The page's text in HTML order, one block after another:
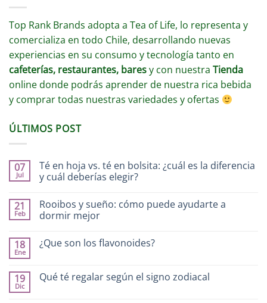
Top Rank Brands adopta a Tea of Life, lo representa y
comercializa en todo Chile, desarrollando nuevas
experiencias en su consumo y tecnología tanto en
cafeterías, restaurantes, baresy con nuestra Tienda
online donde podrás aprender de nuestra rica bebida
y comprar todas nuestras variedades y ofertas
ÚLTIMOS POST
07
Jul
Té en hoja vs. té en bolsita: ¿cuál es la diferencia
y cuál deberías elegir?
21
Feb
Rooibos y sueño: cómo puede ayudarte a
dormir mejor
18
Ene
¿Que son los flavonoides?
19
Dic
Qué té regalar según el signo zodiacal